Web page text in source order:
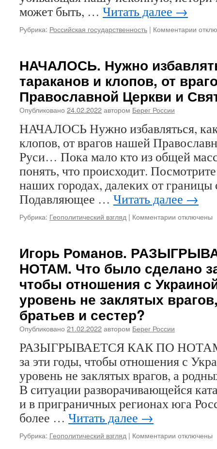
может быть, … Читать далее →
Рубрика: Российская государственность | Комментарии к
НАЧАЛОСЬ. Нужно
тараканов и клопов, от
Православной Церкви и
Опубликовано 24.02.2022автором Берег России
НАЧАЛОСЬ Нужно избавляться, как
клопов, от врагов нашей
Руси… Пока мало кто из общей
понять, что происходит.
наших городах, далеких от
Подавляющее … Читать далее →
Рубрика: Геополитический взгляд | Комментарии к
избавляться,
как
от
тараканов
клопов,
Церкви
и
Святой
Руси…
отключены
Игорь Романов.
НОТАМ. Что было сделано
чтобы отношения с
уровень не заклятых
братьев и сестер?
Опубликовано 21.02.2022автором Берег России
РАЗЫГРЫВАЕТСЯ КАК ПО НОТАМ
за эти годы, чтобы отношения с
уровень не заклятых врагов, а
В ситуации разворачивающейся
и в приграничных регионах юга
более … Читать далее →
Рубрика: Геополитический взгляд | Комментарии котключены